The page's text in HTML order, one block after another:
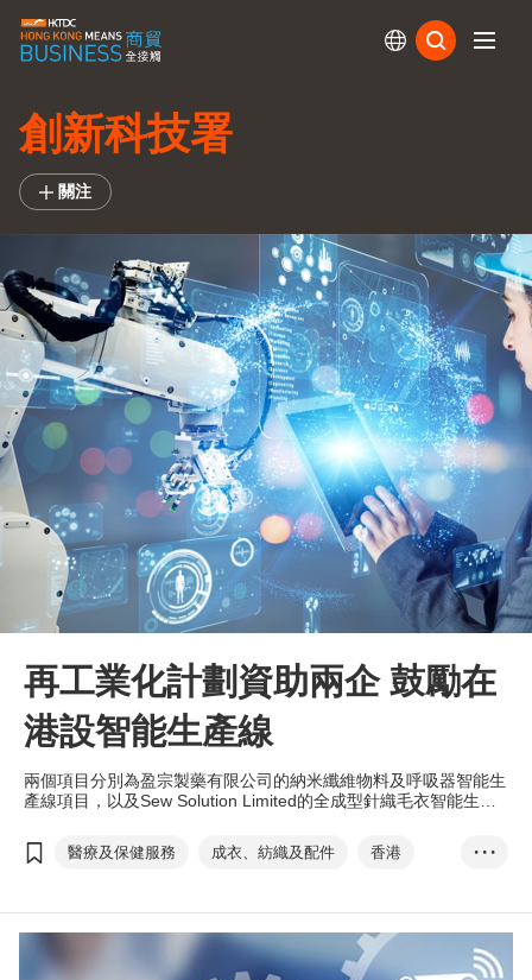
創新科技署
關注
再工業化計劃資助兩企 鼓勵在
港設智能生產線
兩個項目分別為盈宗製藥有限公司的納米纖維物料及呼吸器智能生
產線項目，以及Sew Solution Limited的全成型針織毛衣智能生產
醫療及保健服務 成衣、紡織及配件
香港
納米纖維物料及呼吸器
• • •